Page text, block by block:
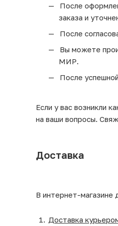
После
заказа и
После
Вы можете
МИР.
После
Если у вас возникли
на ваши вопросы.
Доставка
В интернет-магазине
Доставка